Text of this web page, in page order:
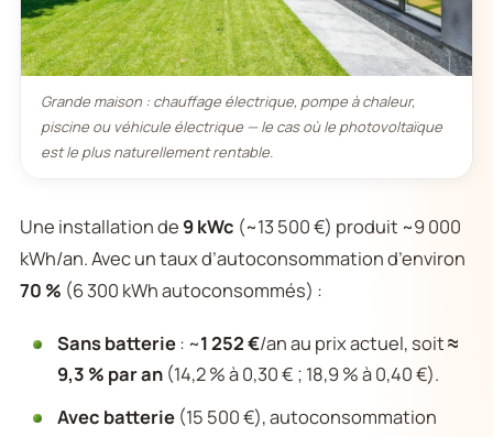
Grande maison : chauffage électrique, pompe à chaleur,
piscine ou véhicule électrique — le cas où le photovoltaïque
est le plus naturellement rentable.
Une installation de 9 kWc (~13 500 €) produit ~9 000
kWh/an. Avec un taux d’autoconsommation d’environ
70 % (6 300 kWh autoconsommés) :
Sans batterie: ~1 252 €/an au prix actuel, soit≈
9,3 % par an (14,2 % à 0,30 € ; 18,9 % à 0,40 €).
Avec batterie (15 500 €), autoconsommation